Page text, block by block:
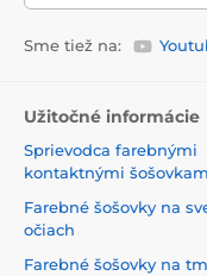
Sme tiež na:
Užitočné informácie
Sprievodca farebnými
kontaktnými
Farebné šošovky na
očiach
Farebné šošovky na